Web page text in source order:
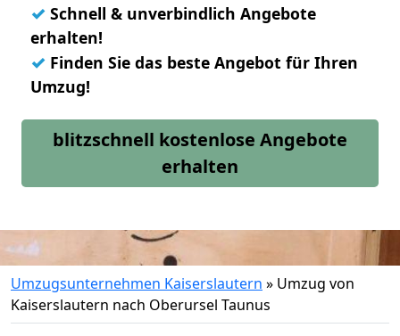
✓ Schnell & unverbindlich Angebote
erhalten!
✓ Finden Sie das beste Angebot für Ihren
Umzug!
blitzschnell kostenlose Angebote
erhalten
Umzugsunternehmen Kaiserslautern » Umzug von
Kaiserslautern nach Oberursel Taunus